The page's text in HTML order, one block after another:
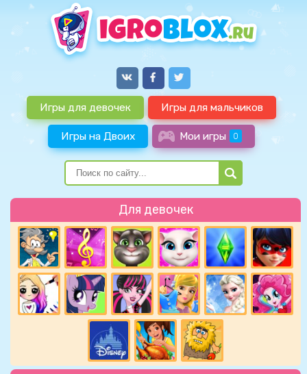
Игры для девочек Игры для мальчиков
Игры на Двоих Мои игры 0
Для девочек